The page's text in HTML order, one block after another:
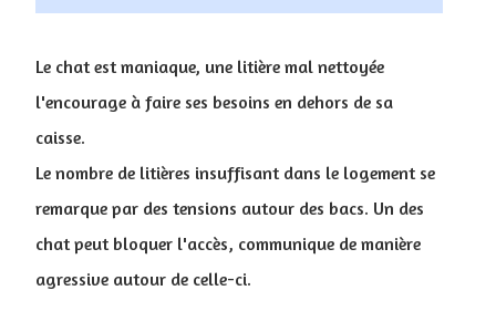
Le chat est maniaque, une litière mal nettoyée
l'encourage à faire ses besoins en dehors de sa
caisse.
Le nombre de litières insuffisant dans le logement se
remarque par des tensions autour des bacs. Un des
chat peut bloquer l'accès, communique de manière
agressive autour de celle-ci.